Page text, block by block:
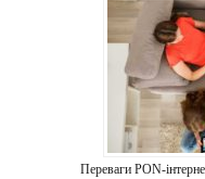
Переваги PON-